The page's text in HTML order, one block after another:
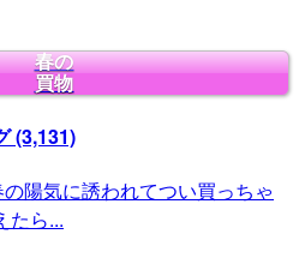
春の
買物
(3,131)
陽気に誘われてつい買っちゃ
たら...